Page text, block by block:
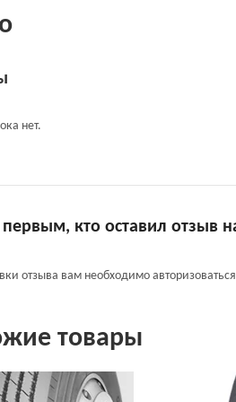
нет.
первым, кто оставил отзыв
отзыва вам необходимо авторизоваться
товары